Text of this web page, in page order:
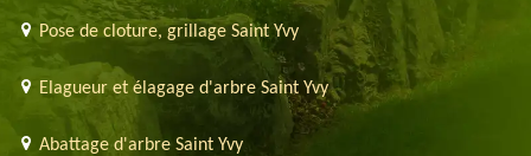
Pose de cloture, grillage Saint Yvy
Elagueur et élagage d'arbre Saint Yvy
Abattage d'arbre Saint Yvy